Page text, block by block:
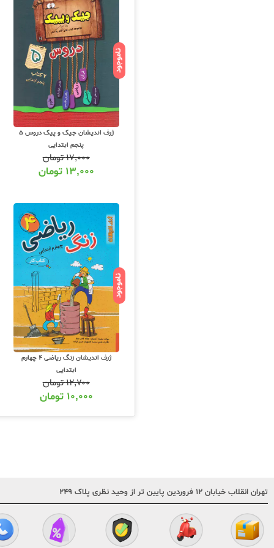
ناموجود
ژرف اندیشان جیک و پیک دروس 5
پنجم ابتدایی
۱۷,۰۰۰تومان
۱۳,۰۰۰ تومان
ناموجود
ژرف اندیشان زنگ ریاضی 4 چهارم
ابتدایی
۱۲,۷۰۰تومان
۱۰,۰۰۰ تومان
تهران انقلاب خیابان ۱۲ فروردین پایین تر از وحید نظری پلاک ۲۴۹